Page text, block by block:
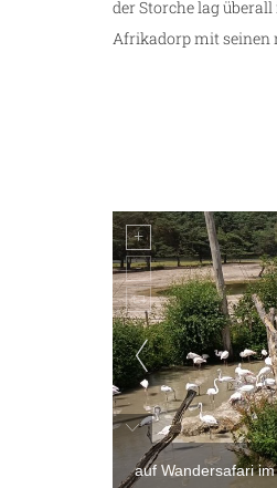
der Storche lag
Afrikadorp mit seinen
auf Wandersafari